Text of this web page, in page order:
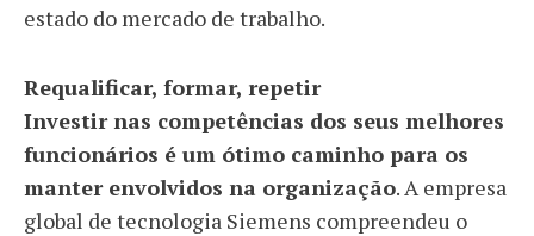
estado do mercado de trabalho.
Requalificar, formar, repetir
Investir nas competências dos seus melhores
funcionários é um ótimo caminho para os
manter envolvidos na organização. A empresa
global de tecnologia Siemens compreendeu o